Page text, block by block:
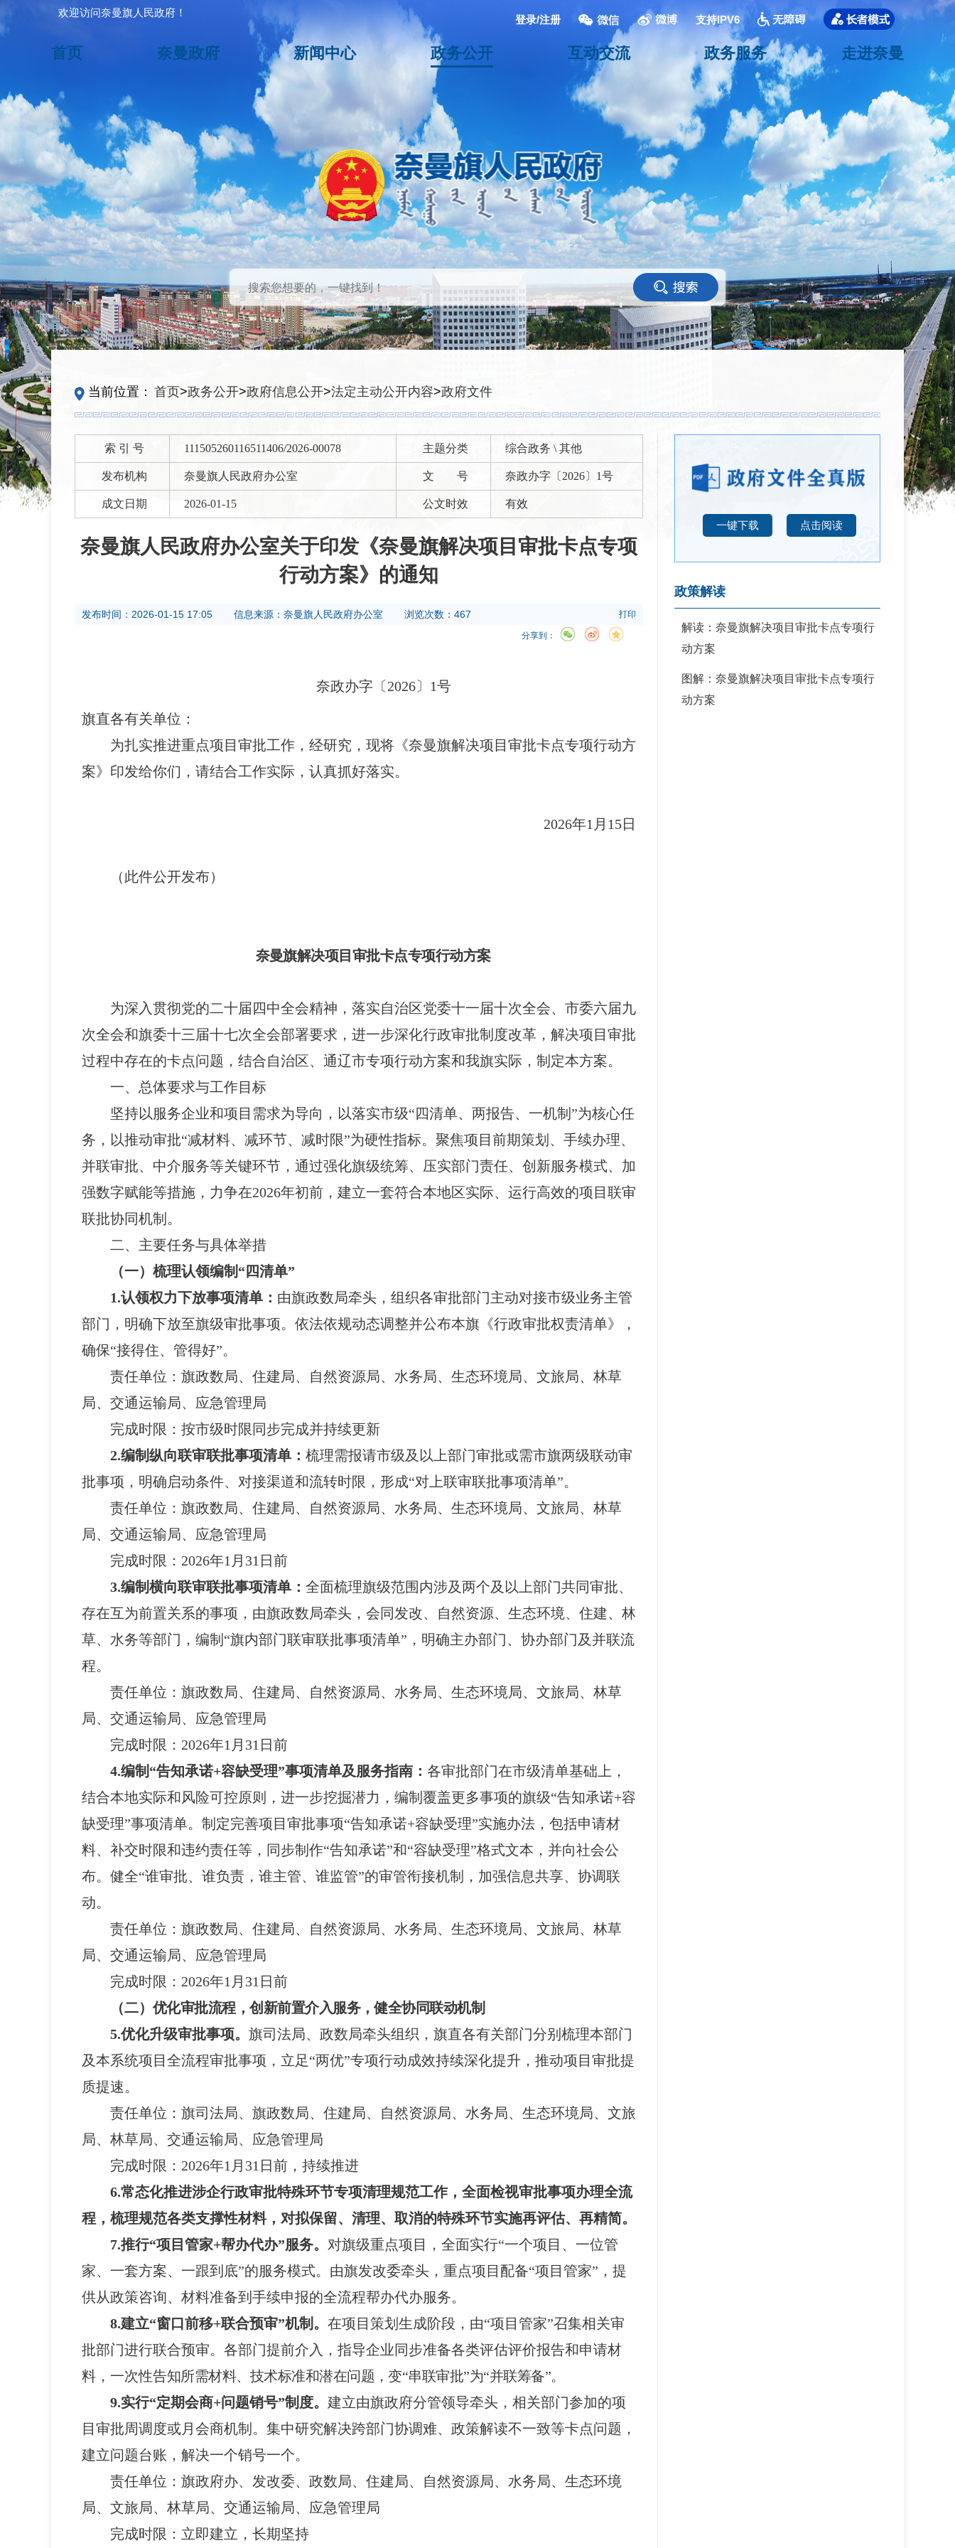
欢迎访问奈曼旗人民政府！
登录/注册 支持IPV6
首页 奈曼政府 新闻中心 政务公开 互动交流 政务服务 走进奈曼
当前位置： 首页>政务公开>政府信息公开>法定主动公开内容>政府文件
索 引 号 111505260116511406/2026-00078 主题分类 综合政务 \ 其他
发布机构 奈曼旗人民政府办公室 文 号 奈政办字〔2026〕1号
成文日期 2026-01-15 公文时效 有效
奈曼旗人民政府办公室关于印发《奈曼旗解决项目审批卡点专项
行动方案》的通知
发布时间： 2026-01-15 17:05 信息来源： 奈曼旗人民政府办公室 浏览次数：467 打印
分享到：
奈政办字〔2026〕1号
旗直各有关单位：
为扎实推进重点项目审批工作，经研究，现将《奈曼旗解决项目审批卡点专项行动方
案》印发给你们，请结合工作实际，认真抓好落实。
2026年1月15日
（此件公开发布）
奈曼旗解决项目审批卡点专项行动方案
为深入贯彻党的二十届四中全会精神，落实自治区党委十一届十次全会、市委六届九
次全会和旗委十三届十七次全会部署要求，进一步深化行政审批制度改革，解决项目审批
过程中存在的卡点问题，结合自治区、通辽市专项行动方案和我旗实际，制定本方案。
一、总体要求与工作目标
坚持以服务企业和项目需求为导向，以落实市级“四清单、两报告、一机制”为核心任
务，以推动审批“减材料、减环节、减时限”为硬性指标。聚焦项目前期策划、手续办理、
并联审批、中介服务等关键环节，通过强化旗级统筹、压实部门责任、创新服务模式、加
强数字赋能等措施，力争在2026年初前，建立一套符合本地区实际、运行高效的项目联审
联批协同机制。
二、主要任务与具体举措
（一）梳理认领编制“四清单”
1.认领权力下放事项清单： 由旗政数局牵头，组织各审批部门主动对接市级业务主管
部门，明确下放至旗级审批事项。依法依规动态调整并公布本旗《行政审批权责清单》，
确保“接得住、管得好”。
责任单位： 旗政数局、住建局、自然资源局、水务局、生态环境局、文旅局、林草
局、交通运输局、应急管理局
完成时限： 按市级时限同步完成并持续更新
2.编制纵向联审联批事项清单： 梳理需报请市级及以上部门审批或需市旗两级联动审
批事项，明确启动条件、对接渠道和流转时限，形成“对上联审联批事项清单”。
责任单位： 旗政数局、住建局、自然资源局、水务局、生态环境局、文旅局、林草
局、交通运输局、应急管理局
完成时限： 2026年1月31日前
3.编制横向联审联批事项清单： 全面梳理旗级范围内涉及两个及以上部门共同审批、
存在互为前置关系的事项，由旗政数局牵头，会同发改、自然资源、生态环境、住建、林
草、水务等部门，编制“旗内部门联审联批事项清单”，明确主办部门、协办部门及并联流
程。
责任单位： 旗政数局、住建局、自然资源局、水务局、生态环境局、文旅局、林草
局、交通运输局、应急管理局
完成时限： 2026年1月31日前
4.编制“告知承诺+容缺受理”事项清单及服务指南： 各审批部门在市级清单基础上，
结合本地实际和风险可控原则，进一步挖掘潜力，编制覆盖更多事项的旗级“告知承诺+容
缺受理”事项清单。制定完善项目审批事项“告知承诺+容缺受理”实施办法，包括申请材
料、补交时限和违约责任等，同步制作“告知承诺”和“容缺受理”格式文本，并向社会公
布。健全“谁审批、谁负责，谁主管、谁监管”的审管衔接机制，加强信息共享、协调联
动。
责任单位： 旗政数局、住建局、自然资源局、水务局、生态环境局、文旅局、林草
局、交通运输局、应急管理局
完成时限： 2026年1月31日前
（二） 优化审批流程，创新前置介入服务，健全协同联动机制
5.优化升级审批事项。 旗司法局、政数局牵头组织，旗直各有关部门分别梳理本部门
及本系统项目全流程审批事项，立足“两优”专项行动成效持续深化提升，推动项目审批提
质提速。
责任单位： 旗司法局、旗政数局、住建局、自然资源局、水务局、生态环境局、文旅
局、林草局、交通运输局、应急管理局
完成时限： 2026年1月31日前，持续推进
6.常态化推进涉企行政审批特殊环节专项清理规范工作，全面检视审批事项办理全流
程，梳理规范各类支撑性材料，对拟保留、清理、取消的特殊环节实施再评估、再精简。
7.推行“项目管家+帮办代办”服务。 对旗级重点项目，全面实行“一个项目、一位管
家、一套方案、一跟到底”的服务模式。由旗发改委牵头，重点项目配备“项目管家”，提
供从政策咨询、材料准备到手续申报的全流程帮办代办服务。
8.建立“窗口前移+联合预审”机制。 在项目策划生成阶段，由“项目管家”召集相关审
批部门进行联合预审。各部门提前介入，指导企业同步准备各类评估评价报告和申请材
料，一次性告知所需材料、技术标准和潜在问题，变“串联审批”为“并联筹备”。
9.实行“定期会商+问题销号”制度。 建立由旗政府分管领导牵头，相关部门参加的项
目审批周调度或月会商机制。集中研究解决跨部门协调难、政策解读不一致等卡点问题，
建立问题台账，解决一个销号一个。
责任单位： 旗政府办、发改委、政数局、住建局、自然资源局、水务局、生态环境
局、文旅局、林草局、交通运输局、应急管理局
完成时限： 立即建立，长期坚持
一键下载 点击阅读
政策解读
解读：奈曼旗解决项目审批卡点专项行
动方案
图解：奈曼旗解决项目审批卡点专项行
动方案